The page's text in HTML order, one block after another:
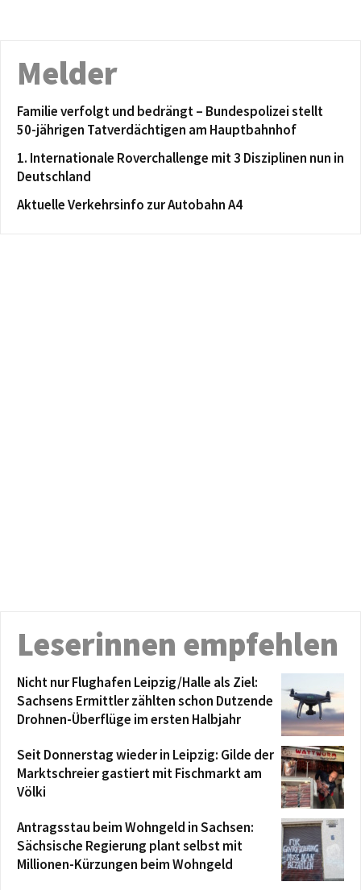
Melder
Familie verfolgt und bedrängt – Bundespolizei stellt
50-jährigen Tatverdächtigen am Hauptbahnhof
1. Internationale Roverchallenge mit 3 Disziplinen nun in
Deutschland
Aktuelle Verkehrsinfo zur Autobahn A4
Leserinnen empfehlen
Nicht nur Flughafen Leipzig/Halle als Ziel:
Sachsens Ermittler zählten schon Dutzende
Drohnen-Überflüge im ersten Halbjahr
Seit Donnerstag wieder in Leipzig: Gilde der
Marktschreier gastiert mit Fischmarkt am
Völki
Antragsstau beim Wohngeld in Sachsen:
Sächsische Regierung plant selbst mit
Millionen-Kürzungen beim Wohngeld